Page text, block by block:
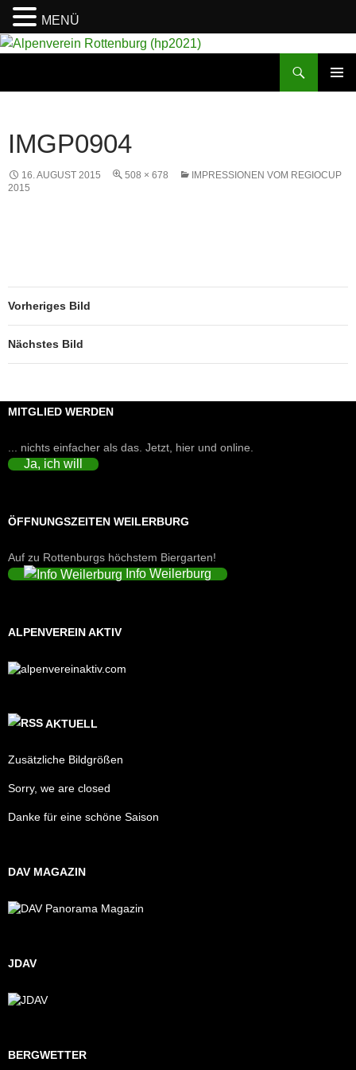
IMGP0904
16. AUGUST 2015 508 × 678
IMPRESSIONEN VOM REGIOCUP
2015
Vorheriges Bild
Nächstes Bild
MITGLIED WERDEN
... nichts einfacher als das. Jetzt, hier und online.
Ja, ich will
ÖFFNUNGSZEITEN WEILERBURG
Auf zu Rottenburgs höchstem Biergarten!
Info Weilerburg
ALPENVEREIN AKTIV
AKTUELL
Zusätzliche Bildgrößen
Sorry, we are closed
Danke für eine schöne Saison
DAV MAGAZIN
JDAV
BERGWETTER
MENÜ